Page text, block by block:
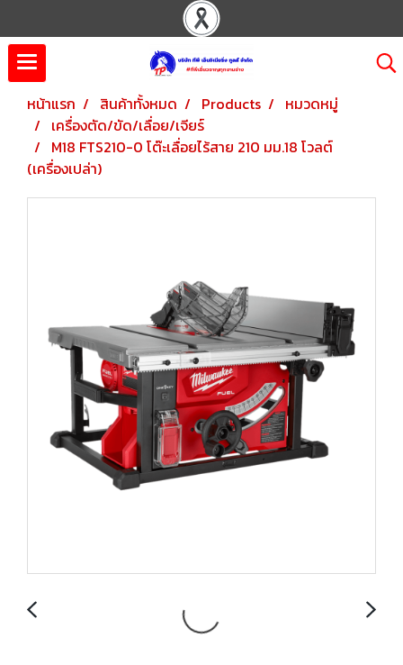
หน้าแรก สินค้าทั้งหมด Products
หมวดหมู่
เครื่องตัด/ขัด/เลื่อย/เจียร์
M18 FTS210-0 โต๊ะเลื่อยไร้สาย 210 มม.18 โวลต์
(เครื่องเปล่า)